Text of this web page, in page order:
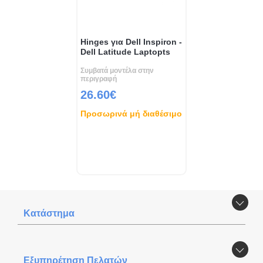
Hinges για Dell Inspiron -
Dell Latitude Laptopts
Συμβατά μοντέλα στην
περιγραφή
26.60€
Προσωρινά μή διαθέσιμο
Κατάστημα
Εξυπηρέτηση Πελατών